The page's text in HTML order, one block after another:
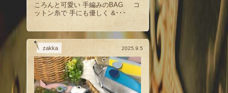
ころんと可愛い 手編みのBAG コ
ットン糸で 手にも優しく &･･･
zakka 2025.9.5